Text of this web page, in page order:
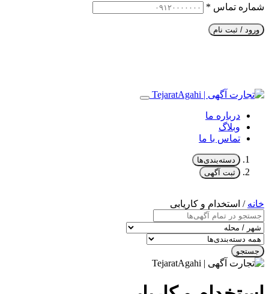
شماره تماس *
ورود / ثبت نام
درباره ما
وبلاگ
تماس با ما
دسته‌بندی‌ها
ثبت آگهی
خانه / استخدام و کاریابی
جستجو